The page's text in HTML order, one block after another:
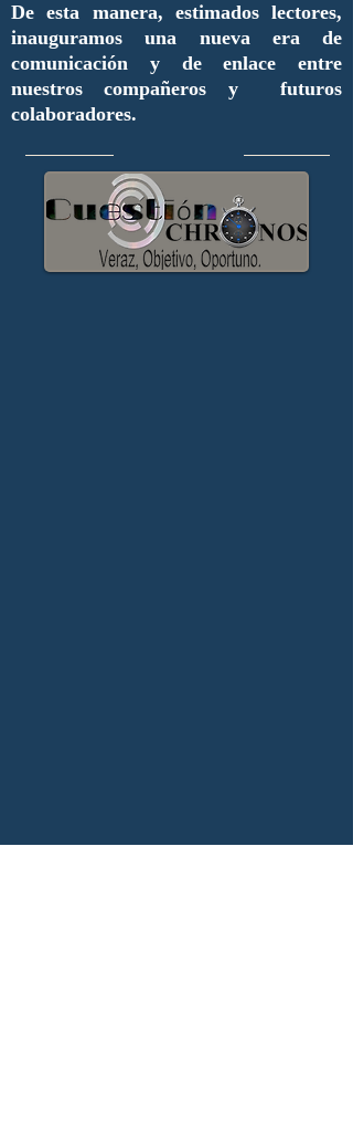
De esta manera, estimados lectores,
inauguramos una nueva era de
comunicación y de enlace entre
nuestros compañeros y futuros
colaboradores.